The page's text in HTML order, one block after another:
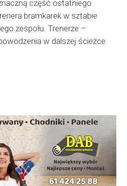
część ostatniego
bramkarek w sztabie
zespołu. Trenerze –
w dalszej ścieżce